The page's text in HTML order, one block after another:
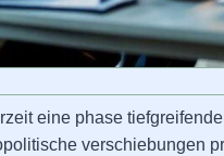
eine phase
verschiebungen